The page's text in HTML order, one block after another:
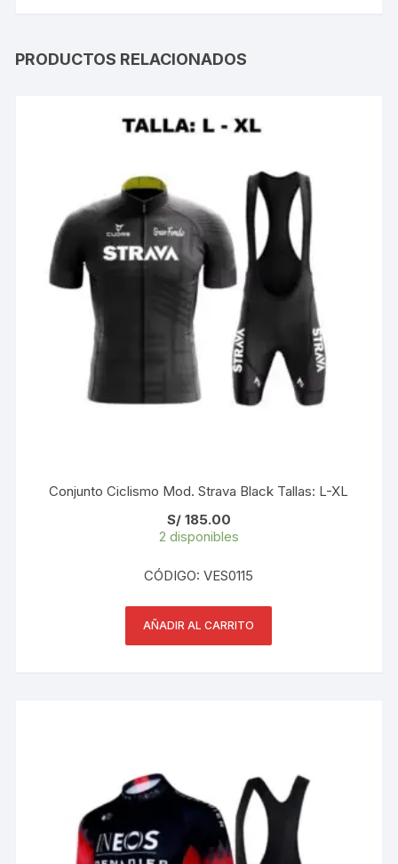
PRODUCTOS RELACIONADOS
Conjunto Ciclismo Mod. Strava Black Tallas: L-XL
S/185.00
2 disponibles
CÓDIGO: VES0115
AÑADIR AL CARRITO